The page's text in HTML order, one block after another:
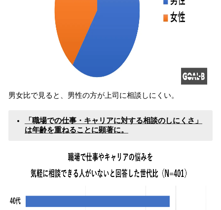
男女比で見ると、男性の方が上司に相談しにくい。
「職場での仕事・キャリアに対する相談のしにくさ」
は年齢を重ねることに顕著に。